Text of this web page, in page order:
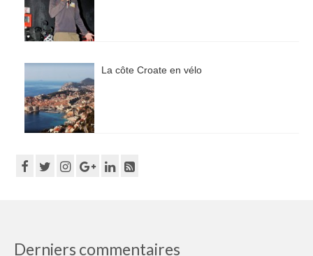
La côte Croate en vélo
Derniers commentaires